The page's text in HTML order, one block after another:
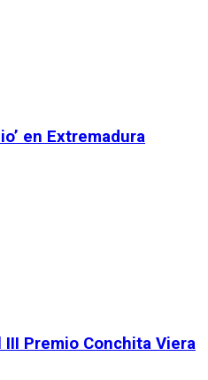
en Extremadura
Premio Conchita Viera